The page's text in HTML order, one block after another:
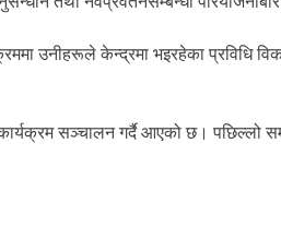
उनीहरूले केन्द्रमा भइरहेका प्रविधि
सञ्चालन गर्दै आएको छ।